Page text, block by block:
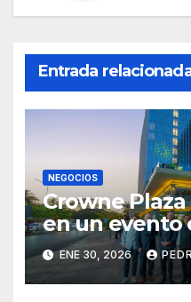
Entrada
NEGOCIOS
Crowne
en un evento
autoridades y
conversión y
oferta de
ENE 30, 2026